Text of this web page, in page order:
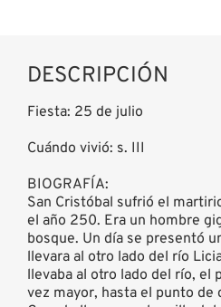
DESCRIPCIÓN
Fiesta: 25 de julio
Cuándo vivió: s. III
BIOGRAFÍA:
San Cristóbal sufrió el
el año 250. Era un hombre
bosque. Un día se presentó
llevara al otro lado del río
llevaba al otro lado del río, el
vez mayor, hasta el punto de